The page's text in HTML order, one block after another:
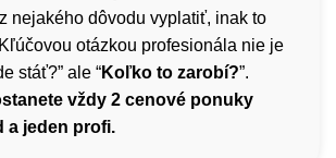
nejakého dôvodu vyplatiť, inak to
otázkou profesionála nie je
stáť?” ale “Koľko to zarobí?”.
vždy 2 cenové ponuky
a jeden profi.